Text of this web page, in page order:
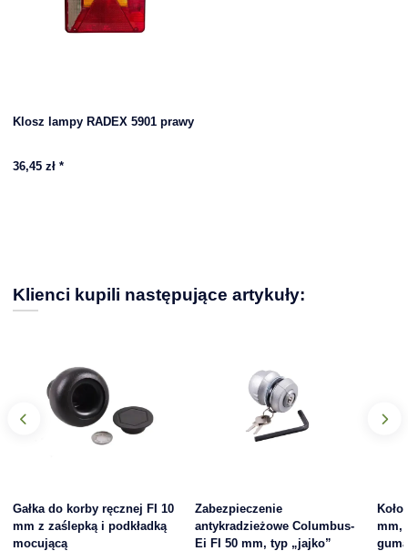
Klosz lampy RADEX 5901 prawy
36,45 zł *
Klienci kupili następujące artykuły:
Gałka do korby ręcznej FI 10
mm z zaślepką i podkładką
mocującą
Zabezpieczenie
antykradzieżowe Columbus-
Ei FI 50 mm, typ „jajko”
Koło
mm,
guma